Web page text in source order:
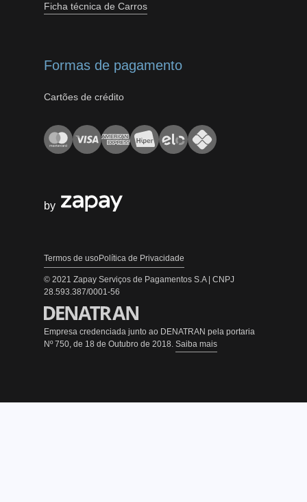
Ficha técnica de Carros
Formas de pagamento
Cartões de crédito
by
Empresa credenciada junto ao DENATRAN pela portaria
Nº 750, de 18 de Outubro de 2018. Saiba mais
Termos de usoPolítica de Privacidade
© 2021 Zapay Serviços de Pagamentos S.A | CNPJ
28.593.387/0001-56